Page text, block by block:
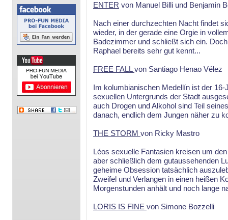
ENTER von Manuel Billi und Benjamin
Nach einer durchzechten Nacht findet
wieder, in der gerade eine Orgie in
Badezimmer und schließt sich ein.
Raphael bereits sehr gut kennt...
FREE FALLvon Santiago Henao Vélez
Im kolumbianischen Medellín ist der
sexuellen Untergrunds der Stadt
auch Drogen und Alkohol sind Teil
danach, endlich dem Jungen näher zu
THE STORM von Ricky Mastro
Léos sexuelle Fantasien kreisen um
aber schließlich dem gutaussehenden
geheime Obsession tatsächlich
Zweifel und Verlangen in einen heißen
Morgenstunden anhält und noch lange
LORIS IS FINE von Simone Bozzelli